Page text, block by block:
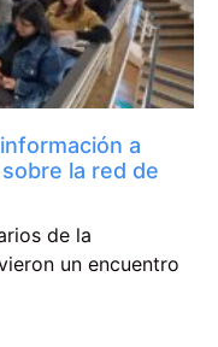
a
la red de
de la
un encuentro